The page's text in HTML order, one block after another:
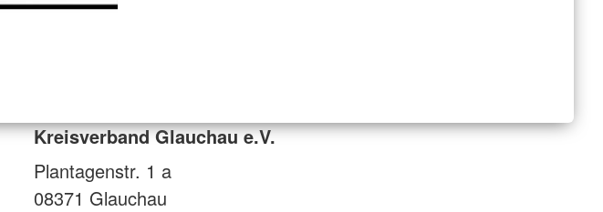
Kreisverband Glauchau e.V.
Plantagenstr. 1 a
08371 Glauchau